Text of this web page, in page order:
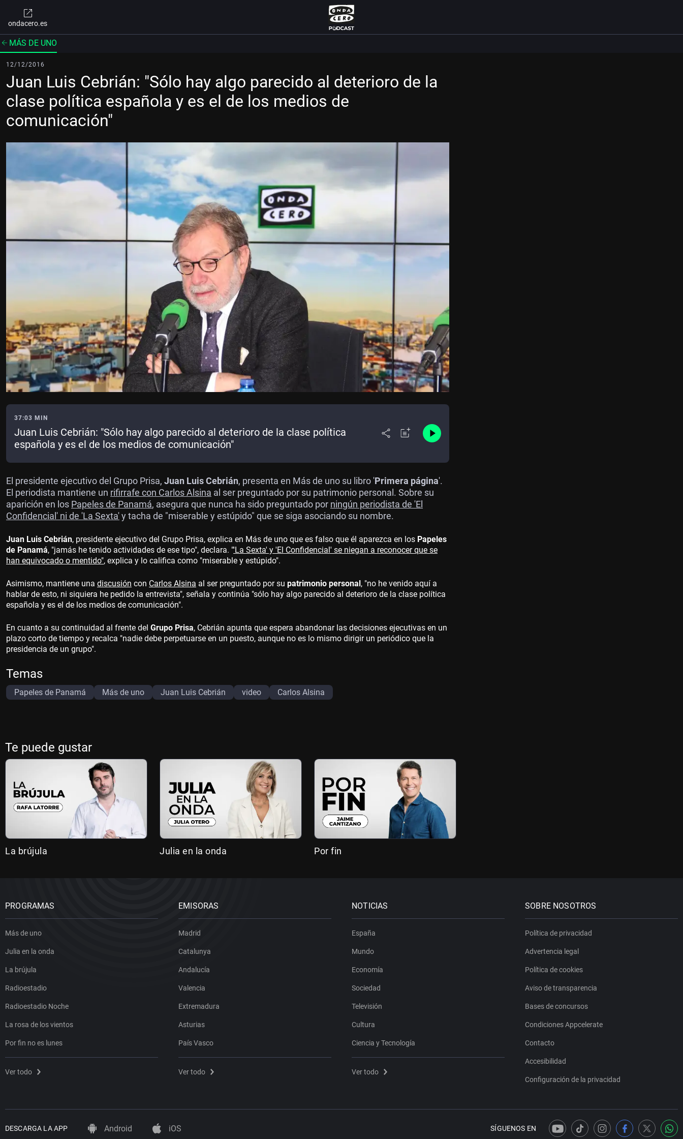
ondacero.es
MÁS DE UNO
12/12/2016
Juan Luis Cebrián: "Sólo hay algo parecido al deterioro de la
clase política española y es el de los medios de
comunicación"
37:03 MIN
Juan Luis Cebrián: "Sólo hay algo parecido al deterioro de la clase política
española y es el de los medios de comunicación"
El presidente ejecutivo del Grupo Prisa, Juan Luis Cebrián, presenta en Más de uno su libro 'Primera página'.
El periodista mantiene un rifirrafe con Carlos Alsina al ser preguntado por su patrimonio personal. Sobre su
aparición en los Papeles de Panamá, asegura que nunca ha sido preguntado por ningún periodista de 'El
Confidencial' ni de 'La Sexta'y tacha de "miserable y estúpido" que se siga asociando su nombre.
Juan Luis Cebrián, presidente ejecutivo del Grupo Prisa, explica en Más de uno que es falso que él aparezca en los Papeles
de Panamá, "jamás he tenido actividades de ese tipo", declara. "'La Sexta' y 'El Confidencial' se niegan a reconocer que se
han equivocado o mentido", explica y lo califica como "miserable y estúpido".
Asimismo, mantiene una discusión con Carlos Alsina al ser preguntado por su patrimonio personal, "no he venido aquí a
hablar de esto, ni siquiera he pedido la entrevista", señala y continúa "sólo hay algo parecido al deterioro de la clase política
española y es el de los medios de comunicación".
En cuanto a su continuidad al frente del Grupo Prisa, Cebrián apunta que espera abandonar las decisiones ejecutivas en un
plazo corto de tiempo y recalca "nadie debe perpetuarse en un puesto, aunque no es lo mismo dirigir un periódico que la
presidencia de un grupo".
Temas
Papeles de Panamá Más de uno Juan Luis Cebrián video Carlos Alsina
Te puede gustar
La brújula Julia en la onda Por fin
PROGRAMAS
Más de uno
Julia en la onda
La brújula
Radioestadio
Radioestadio Noche
La rosa de los vientos
Por fin no es lunes
Ver todo
EMISORAS
Madrid
Catalunya
Andalucía
Valencia
Extremadura
Asturias
País Vasco
Ver todo
NOTICIAS
España
Mundo
Economía
Sociedad
Televisión
Cultura
Ciencia y Tecnología
Ver todo
SOBRE NOSOTROS
Política de privacidad
Advertencia legal
Política de cookies
Aviso de transparencia
Bases de concursos
Condiciones Appcelerate
Contacto
Accesibilidad
Configuración de la privacidad
DESCARGA LA APP Android iOS SÍGUENOS EN